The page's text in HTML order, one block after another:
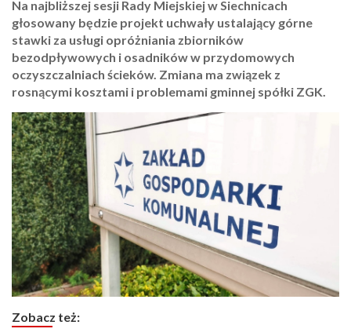
Na najbliższej sesji Rady Miejskiej w Siechnicach
głosowany będzie projekt uchwały ustalający górne
stawki za usługi opróżniania zbiorników
bezodpływowych i osadników w przydomowych
oczyszczalniach ścieków. Zmiana ma związek z
rosnącymi kosztami i problemami gminnej spółki ZGK.
Zobacz też: